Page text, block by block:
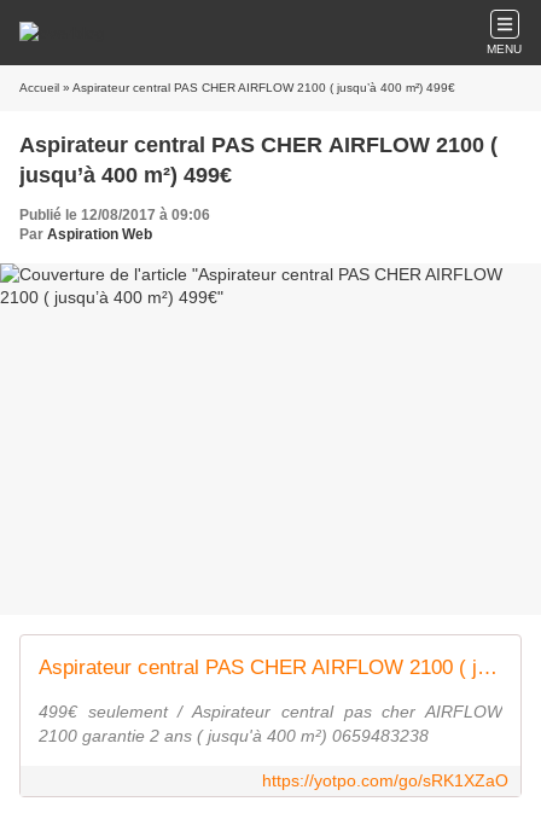
MENU
Accueil » Aspirateur central PAS CHER AIRFLOW 2100 ( jusqu’à 400 m²) 499€
Aspirateur central PAS CHER AIRFLOW 2100 (
jusqu’à 400 m²) 499€
Publié le 12/08/2017 à 09:06
Par Aspiration Web
Aspirateur central PAS CHER AIRFLOW 2100 ( jusqu’à 400 m²) 499€
499€ seulement / Aspirateur central pas cher AIRFLOW
2100 garantie 2 ans ( jusqu'à 400 m²) 0659483238
https://yotpo.com/go/sRK1XZaO